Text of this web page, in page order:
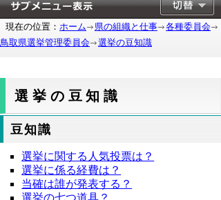
現在の位置： ホーム 県の組織と仕事
各種委員会
鳥取県選挙管理委員会
選挙の豆知識
選挙の豆知識
豆知識
選挙に関する人気投票は？
選挙に係る経費は？
当確は誰が発表する？
選挙の七つ道具？